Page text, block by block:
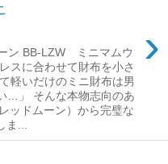
›
ン BB-LZW ミニマムウ
スに合わせて財布を小さ
軽いだけのミニ財布は男
…」 そんな本物志向のあ
ッドムーン）から完璧な
ま...